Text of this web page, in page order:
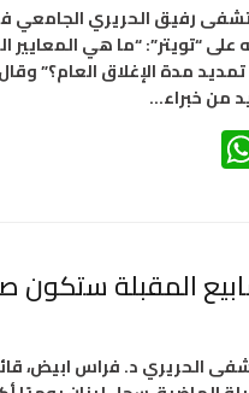
رفيق الحريري الجامعي
على “تويتر”: “ما هي المعايير
مدة الإغلاق العام؟”
من خبراء…
المقبلة ستكون
الحريري د. فراس ابيض،